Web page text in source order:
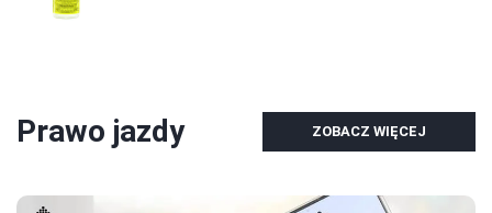
Prawo jazdy ZOBACZ WIĘCEJ